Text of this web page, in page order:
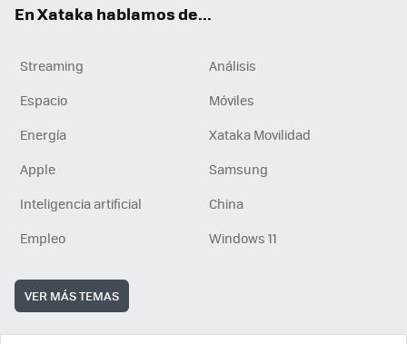
En Xataka hablamos de...
Streaming
Análisis
Espacio
Móviles
Energía
Xataka Movilidad
Apple
Samsung
Inteligencia artificial
China
Empleo
Windows 11
VER MÁS TEMAS